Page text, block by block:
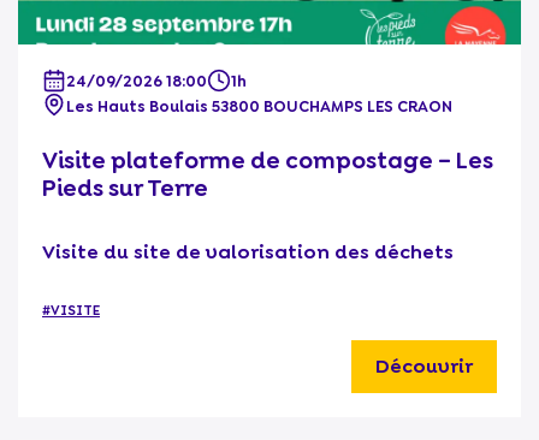
24/09/2026 18:00
1h
Les Hauts Boulais 53800 BOUCHAMPS LES CRAON
Visite plateforme de compostage – Les
Pieds sur Terre
Visite du site de valorisation des déchets
#VISITE
Découvrir